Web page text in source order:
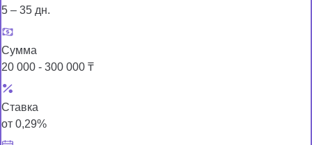
5 – 35 дн.
Сумма
20 000 - 300 000 ₸
Ставка
от 0,29%